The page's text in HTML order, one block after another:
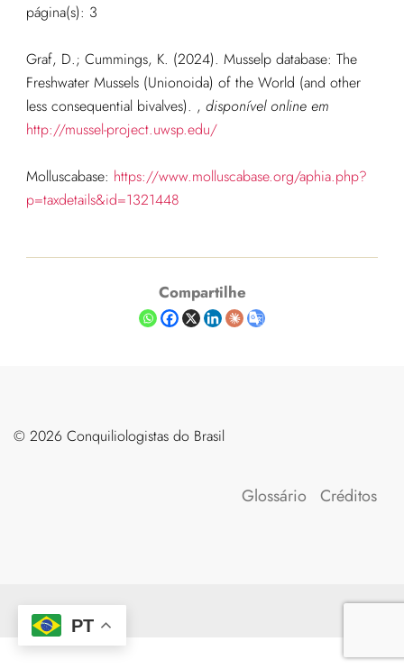
página(s): 3
Graf, D.; Cummings, K. (2024). Musselp database: The
Freshwater Mussels (Unionoida) of the World (and other
less consequential bivalves). , disponível online em
http://mussel-project.uwsp.edu/
Molluscabase: https://www.molluscabase.org/aphia.php?
p=taxdetails&id=1321448
Compartilhe
©️ 2026 Conquiliologistas do Brasil
Glossário Créditos
PT